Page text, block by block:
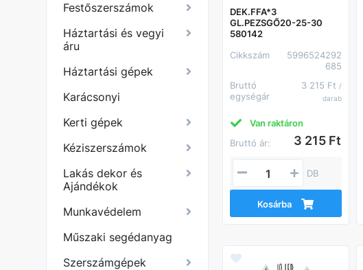
Festőszerszámok
Háztartási és vegyi
áru
Háztartási gépek
Karácsonyi
Kerti gépek
Kéziszerszámok
Lakás dekor és
Ajándékok
Munkavédelem
Műszaki segédanyag
Szerszámgépek
DEK.FFA*3
GL.PEZSGŐ20-25-30
580142
Cikkszám
5996524292
685
Bruttó
egységár
3 215 Ft /
darab
Van raktáron
Bruttó ár:
3 215 Ft
DB
Kosárba